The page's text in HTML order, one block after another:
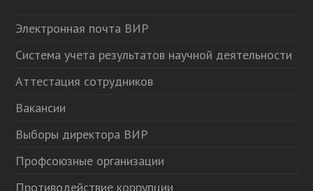
Электронная почта ВИР
Система учета результатов научной деятельности
Аттестация сотрудников
Вакансии
Выборы директора ВИР
Профсоюзные организации
Противодействие коррупции